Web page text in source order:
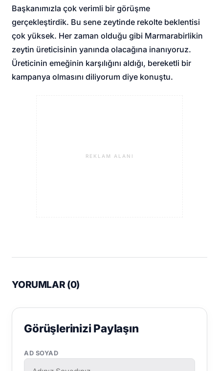
Başkanımızla çok verimli bir görüşme
gerçekleştirdik. Bu sene zeytinde rekolte beklentisi
çok yüksek. Her zaman olduğu gibi Marmarabirlikin
zeytin üreticisinin yanında olacağına inanıyoruz.
Üreticinin emeğinin karşılığını aldığı, bereketli bir
kampanya olmasını diliyorum diye konuştu.
REKLAM ALANI
YORUMLAR (0)
Görüşlerinizi Paylaşın
AD SOYAD